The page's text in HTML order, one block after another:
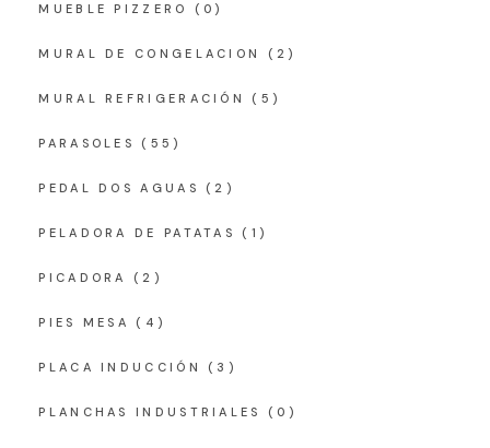
MUEBLE PIZZERO (0)
MURAL DE CONGELACION (2)
MURAL REFRIGERACIÓN (5)
PARASOLES (55)
PEDAL DOS AGUAS (2)
PELADORA DE PATATAS (1)
PICADORA (2)
PIES MESA (4)
PLACA INDUCCIÓN (3)
PLANCHAS INDUSTRIALES (0)